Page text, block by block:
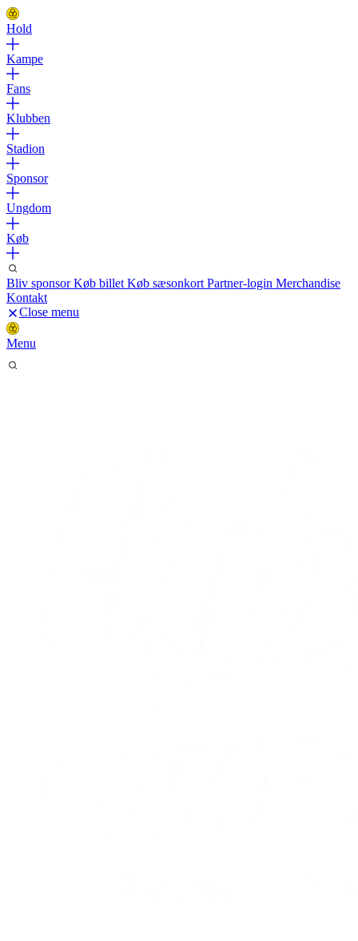
Hold
Kampe
Fans
Klubben
Stadion
Sponsor
Ungdom
Køb
Bliv sponsorKøb billet Køb sæsonkort Partner-login Merchandise
Kontakt
Close menu
Menu